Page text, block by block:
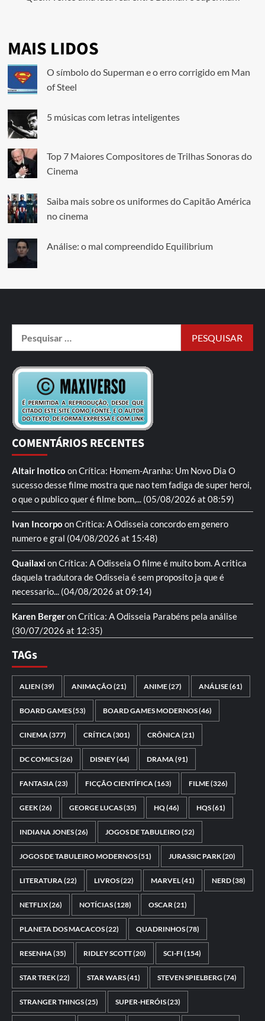
MAIS LIDOS
O símbolo do Superman e o erro corrigido em Man
of Steel
5 músicas com letras inteligentes
Top 7 Maiores Compositores de Trilhas Sonoras do
Cinema
Saiba mais sobre os uniformes do Capitão América
no cinema
Análise: o mal compreendido Equilibrium
COMENTÁRIOS RECENTES
Altair Inotico onCrítica: Homem-Aranha: Um Novo Dia O
sucesso desse filme mostra que nao tem fadiga de super heroi,
o que o publico quer é filme bom,... (05/08/2026 at 08:59)
Ivan Incorpo onCrítica: A Odisseia concordo em genero
numero e gral (04/08/2026 at 15:48)
QuailaxionCrítica: A Odisseia O filme é muito bom. A critica
daquela tradutora de Odisseia é sem proposito ja que é
necessario... (04/08/2026 at 09:14)
Karen BergeronCrítica: A Odisseia Parabéns pela análise
(30/07/2026 at 12:35)
TAGs
ALIEN(39) ANIMAÇÃO(21) ANIME(27) ANÁLISE(61)
BOARD GAMES(53) BOARD GAMES MODERNOS(46)
CINEMA(377) CRÍTICA(301) CRÔNICA(21)
DC COMICS(26) DISNEY(44) DRAMA(91)
FANTASIA(23) FICÇÃO CIENTÍFICA(163) FILME(326)
GEEK(26) GEORGE LUCAS(35) HQ(46) HQS(61)
INDIANA JONES(26) JOGOS DE TABULEIRO(52)
JOGOS DE TABULEIRO MODERNOS(51) JURASSIC PARK(20)
LITERATURA(22) LIVROS(22) MARVEL(41) NERD(38)
NETFLIX(26) NOTÍCIAS(128) OSCAR(21)
PLANETA DOS MACACOS(22) QUADRINHOS(78)
RESENHA(35) RIDLEY SCOTT(20) SCI-FI (154)
STAR TREK(22) STAR WARS(41) STEVEN SPIELBERG (74)
STRANGER THINGS(25) SUPER-HERÓIS(23)